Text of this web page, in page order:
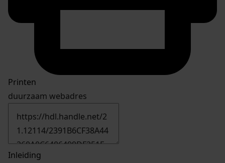
Printen
duurzaam webadres
Inleiding